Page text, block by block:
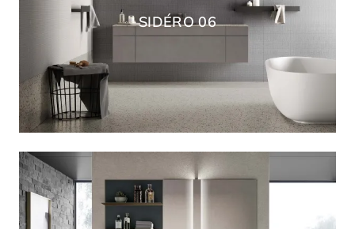
SIDÉRO 06